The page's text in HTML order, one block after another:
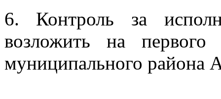
6. Контроль за
возложить на первого
муниципального района